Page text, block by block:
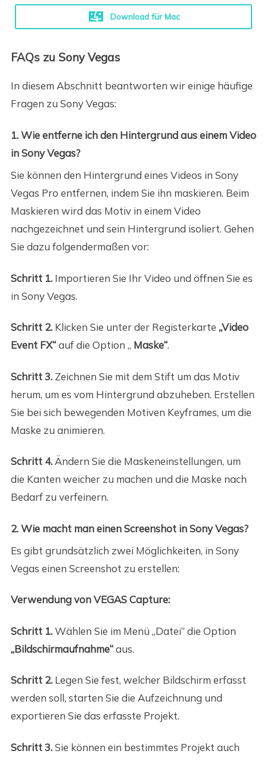
Download für Mac
FAQs zu Sony Vegas
In diesem Abschnitt beantworten wir einige häufige
Fragen zu Sony Vegas:
1. Wie entferne ich den Hintergrund aus einem Video
in Sony Vegas?
Sie können den Hintergrund eines Videos in Sony
Vegas Pro entfernen, indem Sie ihn maskieren. Beim
Maskieren wird das Motiv in einem Video
nachgezeichnet und sein Hintergrund isoliert. Gehen
Sie dazu folgendermaßen vor:
Schritt 1.Importieren Sie Ihr Video und öffnen Sie es
in Sony Vegas.
Schritt 2.Klicken Sie unter der Registerkarte „Video
Event FX“auf die Option „ Maske“.
Schritt 3.Zeichnen Sie mit dem Stift um das Motiv
herum, um es vom Hintergrund abzuheben. Erstellen
Sie bei sich bewegenden Motiven Keyframes, um die
Maske zu animieren.
Schritt 4.Ändern Sie die Maskeneinstellungen, um
die Kanten weicher zu machen und die Maske nach
Bedarf zu verfeinern.
2. Wie macht man einen Screenshot in Sony Vegas?
Es gibt grundsätzlich zwei Möglichkeiten, in Sony
Vegas einen Screenshot zu erstellen:
Verwendung von VEGAS Capture:
Schritt 1.Wählen Sie im Menü „Datei“ die Option
„Bildschirmaufnahme“aus.
Schritt 2.Legen Sie fest, welcher Bildschirm erfasst
werden soll, starten Sie die Aufzeichnung und
exportieren Sie das erfasste Projekt.
Schritt 3.Sie können ein bestimmtes Projekt auch